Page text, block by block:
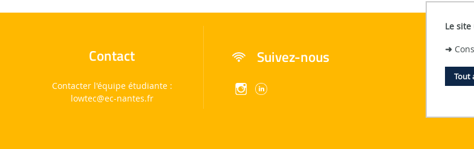
Le
➜
Tout
Contact
Contacter l'équipe étudiante :
lowtec@ec-nantes.fr
Suivez-nous